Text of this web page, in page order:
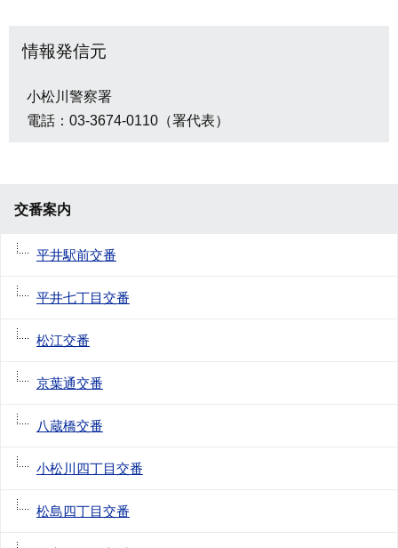
情報発信元
小松川警察署
電話：03-3674-0110（署代表）
交番案内
平井駅前交番
平井七丁目交番
松江交番
京葉通交番
八蔵橋交番
小松川四丁目交番
松島四丁目交番